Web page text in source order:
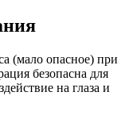
(мало опасное) при
безопасна для
на глаза и